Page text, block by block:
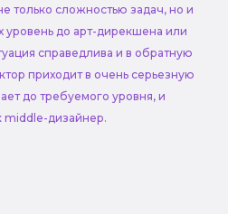
только сложностью задач, но и
уровень до арт-дирекшена или
справедлива и в обратную
приходит в очень серьезную
до требуемого уровня, и
middle-дизайнер.